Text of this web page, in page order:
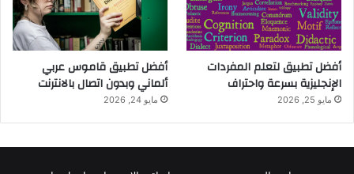
أفضل تطبيق لتعلم المفردات
الإنجليزية بسرعة واحتراف
مايو 25, 2026
أفضل تطبيق قاموس عربي
ألماني وبدون اتصال بالانترنت
مايو 24, 2026